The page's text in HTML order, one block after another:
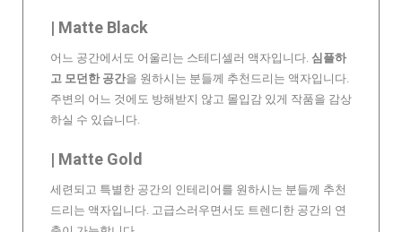
| Matte Black
어느 공간에서도 어울리는 스테디셀러 액자입니다. 심플하
고 모던한 공간을 원하시는 분들께 추천드리는 액자입니다.
주변의 어느 것에도 방해받지 않고 몰입감 있게 작품을 감상
하실 수 있습니다.
| Matte Gold
세련되고 특별한 공간의 인테리어를 원하시는 분들께 추천
드리는 액자입니다. 고급스러우면서도 트렌디한 공간의 연